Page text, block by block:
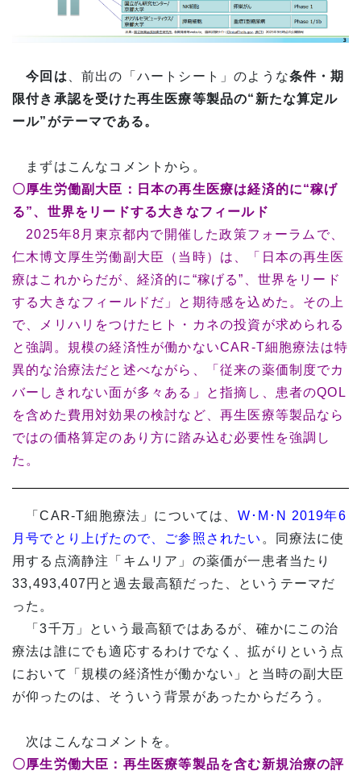
今回は 、前出の「ハートシート」のような条件・期
限付き承認を受けた再生医療等製品の“ 新たな算定ル
ール”がテーマである。
まずはこんなコメントから。
〇厚生労働副大臣：日本の再生医療は経済的に“稼げ
る”、世界をリードする大きなフィールド
2025年8月東京都内で開催した政策フォーラムで、
仁木博文厚生労働副大臣（当時）は、「日本の再生医
療はこれからだが、経済的に“稼げる”、世界をリード
する大きなフィールドだ」と期待感を込めた。その上
で、メリハリをつけたヒト・カネの投資が求められる
と強調。規模の経済性が働かないCAR-T細胞療法は特
異的な治療法だと述べながら、「従来の薬価制度でカ
バーしきれない面が多々ある」と指摘し、患者のQOL
を含めた費用対効果の検討など、再生医療等製品なら
ではの価格算定のあり方に踏み込む必要性を強調し
た。
「CAR-T細胞療法」については、 W･M･N 2019年6
月号でとり上げたので、ご参照されたい 。同療法に使
用する点滴静注「キムリア」の薬価が一患者当たり
33,493,407円と過去最高額だった、というテーマだ
った。
「3千万」という最高額ではあるが、確かにこの治
療法は誰にでも適応するわけでなく、拡がりという点
において「規模の経済性が働かない」と当時の副大臣
が仰ったのは、そういう背景があったからだろう。
次はこんなコメントを。
〇厚生労働大臣：再生医療等製品を含む新規治療の評